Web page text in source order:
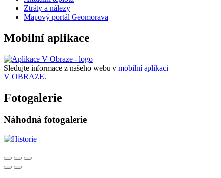
Ztráty a nálezy
Mapový portál Geomorava
Mobilní aplikace
Sledujte informace z našeho webu v mobilní aplikaci –
V OBRAZE.
Fotogalerie
Náhodná fotogalerie